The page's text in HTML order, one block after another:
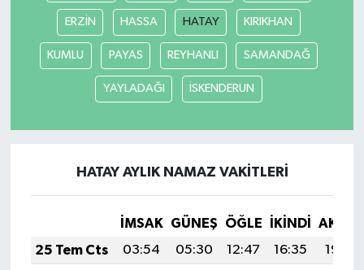
ERZİN HASSA HATAY KIRIKHAN
KUMLU PAYAS REYHANLI SAMANDAĞ
YAYLADAĞI İSKENDERUN
HATAY AYLIK NAMAZ VAKITLERI
İMSAK GÜNEŞ ÖĞLE İKINDI
25 Tem Cts
03:54 05:30 12:47 16:35
19:54